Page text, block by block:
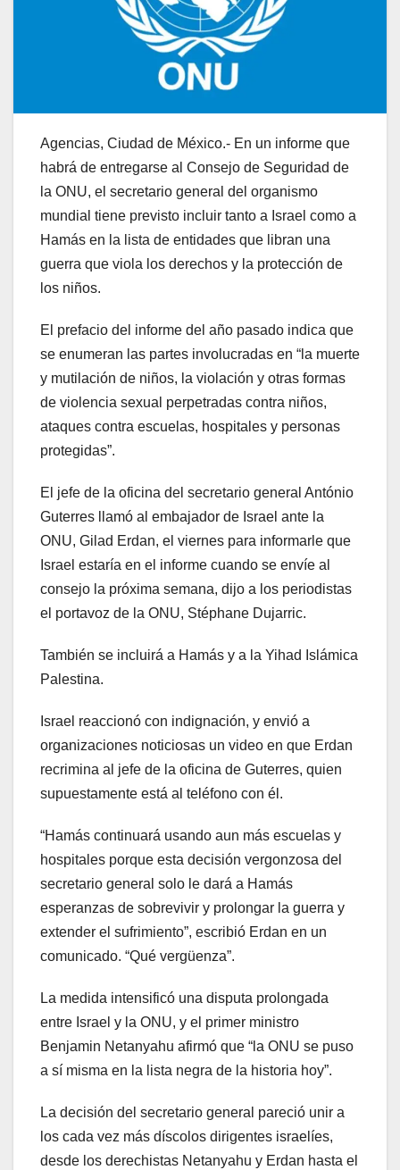
Agencias, Ciudad de México.- En un informe que
habrá de entregarse al Consejo de Seguridad de
la ONU, el secretario general del organismo
mundial tiene previsto incluir tanto a Israel como a
Hamás en la lista de entidades que libran una
guerra que viola los derechos y la protección de
los niños.
El prefacio del informe del año pasado indica que
se enumeran las partes involucradas en “la muerte
y mutilación de niños, la violación y otras formas
de violencia sexual perpetradas contra niños,
ataques contra escuelas, hospitales y personas
protegidas”.
El jefe de la oficina del secretario general António
Guterres llamó al embajador de Israel ante la
ONU, Gilad Erdan, el viernes para informarle que
Israel estaría en el informe cuando se envíe al
consejo la próxima semana, dijo a los periodistas
el portavoz de la ONU, Stéphane Dujarric.
También se incluirá a Hamás y a la Yihad Islámica
Palestina.
Israel reaccionó con indignación, y envió a
organizaciones noticiosas un video en que Erdan
recrimina al jefe de la oficina de Guterres, quien
supuestamente está al teléfono con él.
“Hamás continuará usando aun más escuelas y
hospitales porque esta decisión vergonzosa del
secretario general solo le dará a Hamás
esperanzas de sobrevivir y prolongar la guerra y
extender el sufrimiento”, escribió Erdan en un
comunicado. “Qué vergüenza”.
La medida intensificó una disputa prolongada
entre Israel y la ONU, y el primer ministro
Benjamin Netanyahu afirmó que “la ONU se puso
a sí misma en la lista negra de la historia hoy”.
La decisión del secretario general pareció unir a
los cada vez más díscolos dirigentes israelíes,
desde los derechistas Netanyahu y Erdan hasta el